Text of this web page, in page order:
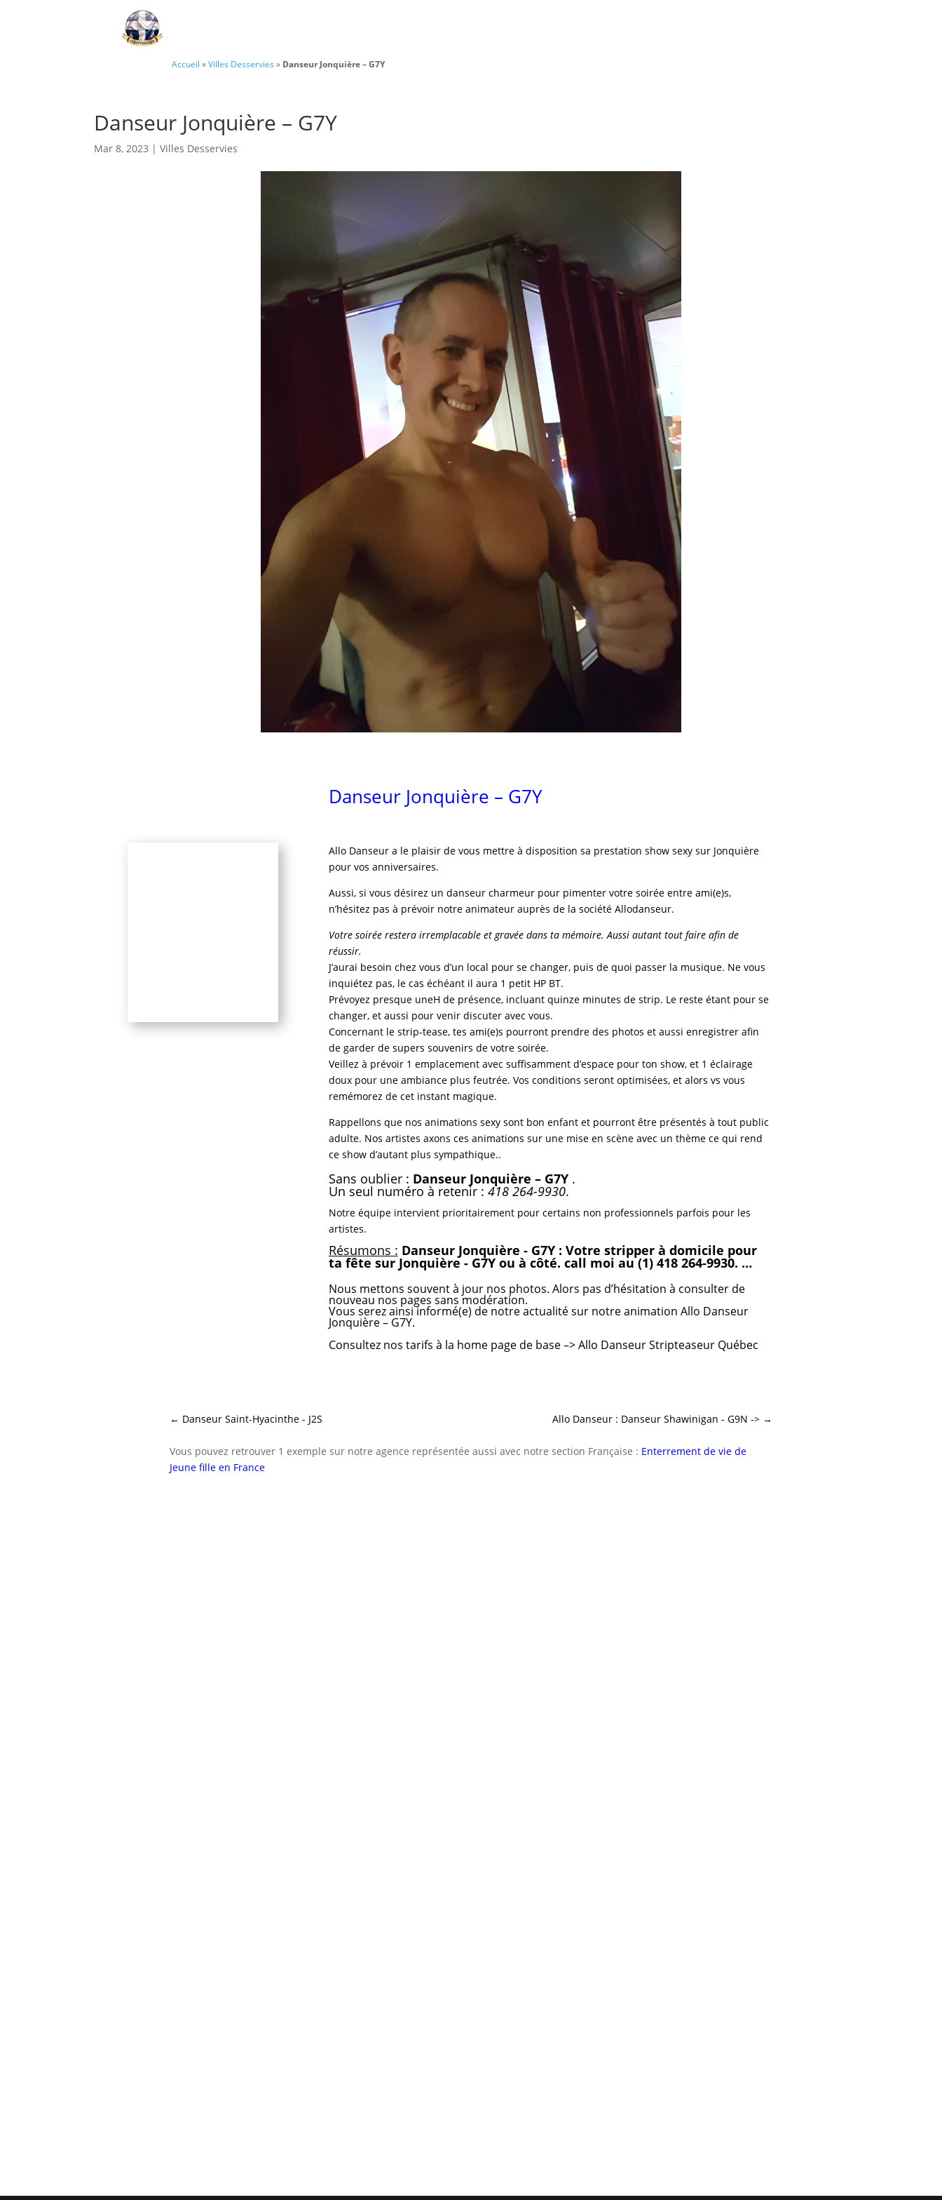
Accueil »Villes Desservies » Danseur Jonquière – G7Y
Danseur Jonquière – G7Y
Mar 8, 2023 |Villes Desservies
Danseur Jonquière – G7Y
Allo Danseur a le plaisir de vous mettre à disposition sa prestation show sexy sur Jonquière
pour vos anniversaires.
Aussi, si vous désirez un danseur charmeur pour pimenter votre soirée entre ami(e)s,
n’hésitez pas à prévoir notre animateur auprès de la société Allodanseur.
Votre soirée restera irremplacable et gravée dans ta mémoire. Aussi autant tout faire afin de
réussir.
J’aurai besoin chez vous d’un local pour se changer, puis de quoi passer la musique. Ne vous
inquiétez pas, le cas échéant il aura 1 petit HP BT.
Prévoyez presque uneH de présence, incluant quinze minutes de strip. Le reste étant pour se
changer, et aussi pour venir discuter avec vous.
Concernant le strip-tease, tes ami(e)s pourront prendre des photos et aussi enregistrer afin
de garder de supers souvenirs de votre soirée.
Veillez à prévoir 1 emplacement avec suffisamment d’espace pour ton show, et 1 éclairage
doux pour une ambiance plus feutrée. Vos conditions seront optimisées, et alors vs vous
remémorez de cet instant magique.
Rappellons que nos animations sexy sont bon enfant et pourront être présentés à tout public
adulte. Nos artistes axons ces animations sur une mise en scène avec un thème ce qui rend
ce show d’autant plus sympathique..
Sans oublier : Danseur Jonquière – G7Y.
Un seul numéro à retenir : 418 264-9930.
Notre équipe intervient prioritairement pour certains non professionnels parfois pour les
artistes.
Résumons : Danseur Jonquière - G7Y : Votre stripper à domicile pour
ta fête sur Jonquière - G7Y ou à côté. call moi au (1) 418 264-9930. …
Nous mettons souvent à jour nos photos. Alors pas d’hésitation à consulter de
nouveau nos pages sans modération.
Vous serez ainsi informé(e) de notre actualité sur notre animation Allo Danseur
Jonquière – G7Y.
Consultez nos tarifs à la home page de base –>Allo Danseur Stripteaseur Québec
← Danseur Saint-Hyacinthe - J2S Allo Danseur : Danseur Shawinigan - G9N -> →
Vous pouvez retrouver 1 exemple sur notre agence représentée aussi avec notre section Française : Enterrement de vie de
Jeune fille en France